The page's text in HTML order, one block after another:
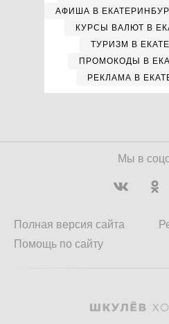
АФИША В
КУРСЫ ВАЛЮТ В
ТУРИЗМ В
ПРОМОКОДЫ В
РЕКЛАМА В
Мы в
Полная версия сайта
Помощь по сайту